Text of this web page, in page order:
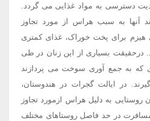
دسترسی به مواد غذایی می گردد.
اند آنها به سبب هراس از مورد تجاوز
هیزم برای پخت خوراک، غذای کمتری
درحقیقت بسیاری از این زنان در طی
الی 3 ساعته ای که به جمع آوری سوخت می پردازند
در ایالت گجرات در هندوستان،
به دلیل هراس ازمورد تجاوز
در حد فاصل روستاهای مختلف